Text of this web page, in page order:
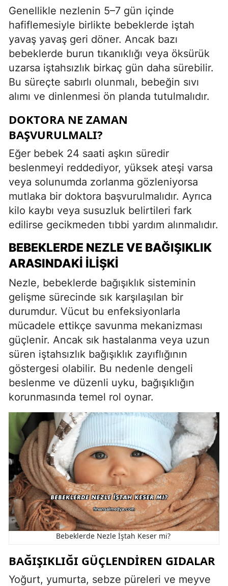
Genellikle nezlenin 5–7 gün içinde
hafiflemesiyle birlikte bebeklerde iştah
yavaş yavaş geri döner. Ancak bazı
bebeklerde burun tıkanıklığı veya öksürük
uzarsa iştahsızlık birkaç gün daha sürebilir.
Bu süreçte sabırlı olunmalı, bebeğin sıvı
alımı ve dinlenmesi ön planda tutulmalıdır.
DOKTORA NE ZAMAN
BAŞVURULMALI?
Eğer bebek 24 saati aşkın süredir
beslenmeyi reddediyor, yüksek ateşi varsa
veya solunumda zorlanma gözleniyorsa
mutlaka bir doktora başvurulmalıdır. Ayrıca
kilo kaybı veya susuzluk belirtileri fark
edilirse gecikmeden tıbbi yardım alınmalıdır.
BEBEKLERDE NEZLE VE BAĞIŞIKLIK
ARASINDAKI İLIŞKI
Nezle, bebeklerde bağışıklık sisteminin
gelişme sürecinde sık karşılaşılan bir
durumdur. Vücut bu enfeksiyonlarla
mücadele ettikçe savunma mekanizması
güçlenir. Ancak sık hastalanma veya uzun
süren iştahsızlık bağışıklık zayıflığının
göstergesi olabilir. Bu nedenle dengeli
beslenme ve düzenli uyku, bağışıklığın
korunmasında temel rol oynar.
Bebeklerde Nezle İştah Keser mi?
BAĞIŞIKLIĞI GÜÇLENDIREN GIDALAR
Yoğurt, yumurta, sebze püreleri ve meyve